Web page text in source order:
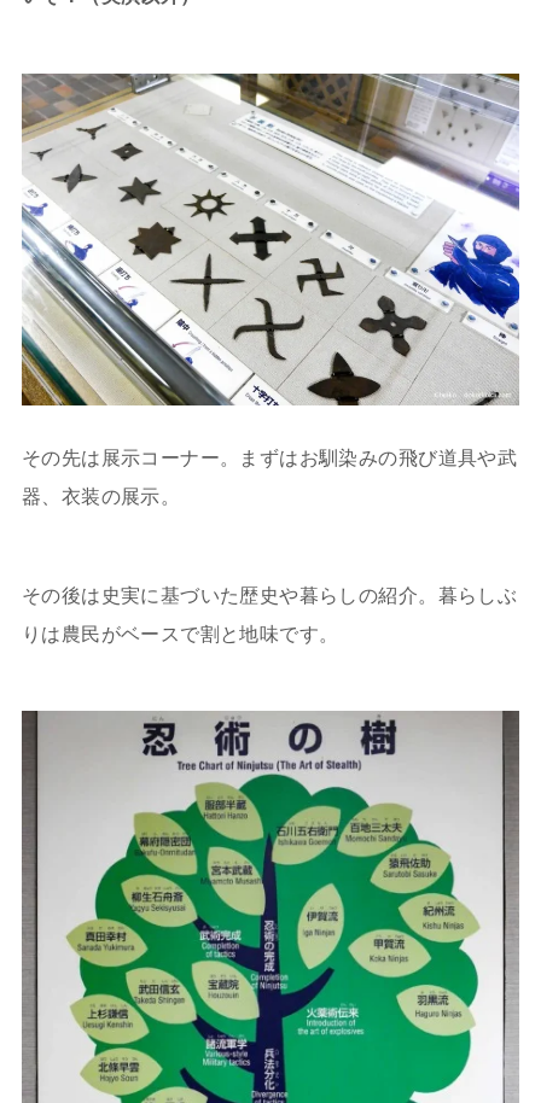
その先は展示コーナー。まずはお馴染みの飛び道具や武
器、衣装の展示。
その後は史実に基づいた歴史や暮らしの紹介。暮らしぶ
りは農民がベースで割と地味です。